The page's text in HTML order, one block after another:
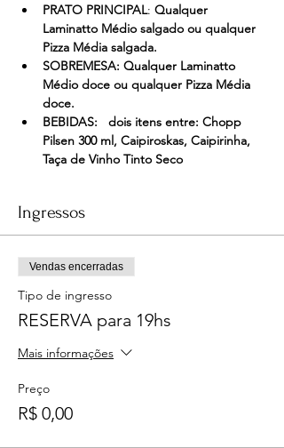
PRATO PRINCIPAL: Qualquer
Laminatto Médio salgado ou qualquer
Pizza Média salgada.
SOBREMESA: Qualquer Laminatto
Médio doce ou qualquer Pizza Média
doce.
BEBIDAS:   dois itens entre: Chopp
Pilsen 300 ml, Caipiroskas, Caipirinha,
Taça de Vinho Tinto Seco
Ingressos
Vendas encerradas
Tipo de ingresso
RESERVA para 19hs
Mais informações
Preço
R$ 0,00